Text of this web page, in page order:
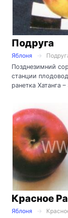
Подруга
Яблоня
Позднезимний
станции
ранетка Хатанга
Красное
Яблоня